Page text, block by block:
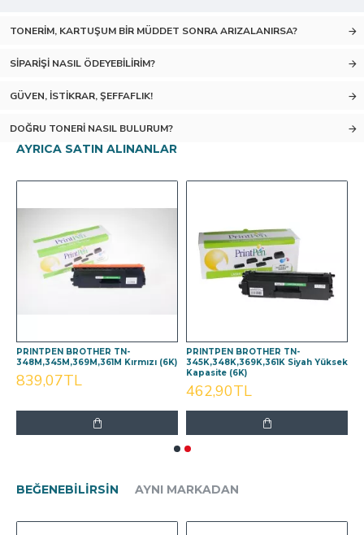
TONERIM, KARTUŞUM BIR MÜDDET SONRA ARIZALANIRSA?
SIPARIŞI NASIL ÖDEYEBILIRIM?
GÜVEN, İSTIKRAR, ŞEFFAFLIK!
DOĞRU TONERI NASIL BULURUM?
AYRICA SATIN ALINANLAR
PRINTPEN BROTHER TN-
348M,345M,369M,361M Kırmızı (6K)
839,07TL
PRINTPEN BROTHER TN-
345K,348K,369K,361K Siyah Yüksek
Kapasite (6K)
462,90TL
BEĞENEBILIRSIN AYNI MARKADAN